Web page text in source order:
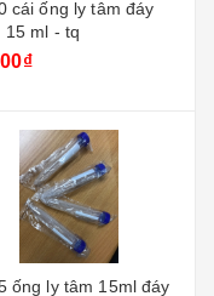
cái ống ly tâm đáy
15 ml - tq
ống ly tâm 15ml đáy